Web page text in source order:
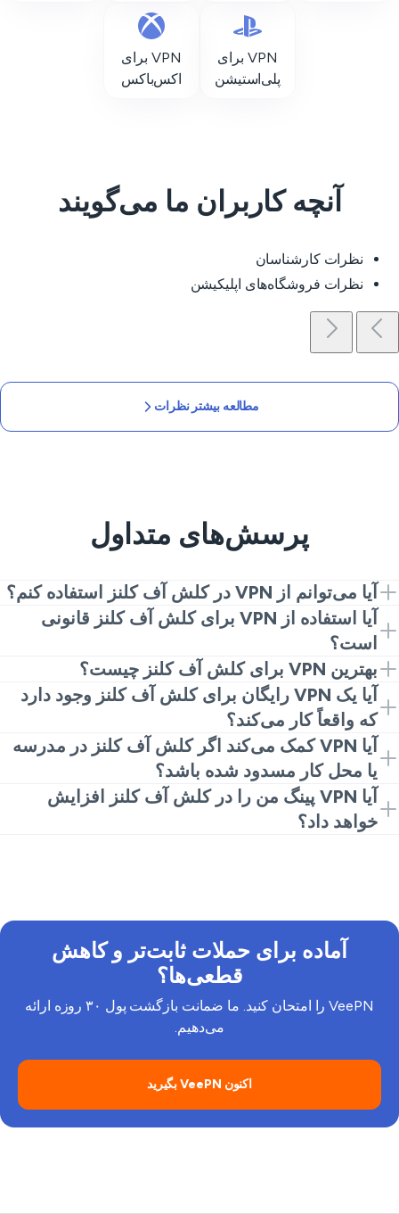
VPN برای
پلی‌استیشن
VPN برای
اکس‌باکس
آنچه کاربران ما می‌گویند
نظرات کارشناسان
نظرات فروشگاه‌های اپلیکیشن
مطالعه بیشتر نظرات
پرسش‌های متداول
آیا می‌توانم از VPN در کلش آف کلنز استفاده کنم؟
بله. VeePN را نصب کنید، یک سرور نزدیک را انتخاب کنید،
آیا استفاده از VPN برای کلش آف کلنز قانونی
است؟
معمولاً بله، اما قوانین متفاوت است. قوانین محلی و شرایط
Supercell برای استفاده از VPN برای کلش آف کلنز را
بررسی کنید.
بهترین VPN برای کلش آف کلنز چیست؟
سرورهای سریع، برنامه‌ای آسان و سیاست حفظ حریم
است و اغلب به عنوان بهترین VPN برای کلش آف کلنز دیده
می‌شود.
آیا یک VPN رایگان برای کلش آف کلنز وجود دارد
که واقعاً کار می‌کند؟
اغلب بله. ارتباط VPN برای کلش آف کلنز می‌تواند فیلترهای
حساس وای‌فای را دور بزند. قبل از راه‌اندازی برنامه وصل
شوید.
آیا VPN کمک می‌کند اگر کلش آف کلنز در مدرسه
یا محل کار مسدود شده باشد؟
می‌تواند بالا یا پایین برود. از یک سرور نزدیک استفاده کنید و
اگر پینگ افزایش یافت، پروتکل دیگری را امتحان کنید.
آیا VPN پینگ من را در کلش آف کلنز افزایش
خواهد داد؟
آماده برای حملات ثابت‌تر و کاهش
قطعی‌ها؟
VeePN را امتحان کنید. ما ضمانت بازگشت پول ۳۰ روزه ارائه
می‌دهیم.
اکنون VeePN بگیرید